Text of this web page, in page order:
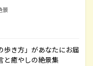
景
歩き方」があなたにお届
と癒やしの絶景集